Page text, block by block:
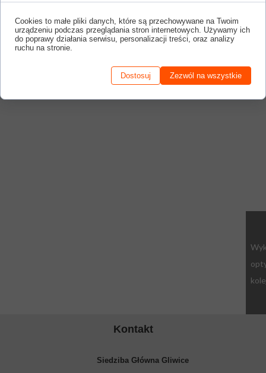
Siedziba Główna Gliwice
Kontakt
Cookies to małe pliki danych, które są przechowywane na Twoim
urządzeniu podczas przeglądania stron internetowych. Używamy ich
do poprawy działania serwisu, personalizacji treści, oraz analizy
ruchu na stronie.
Dostosuj Zezwól na wszystkie